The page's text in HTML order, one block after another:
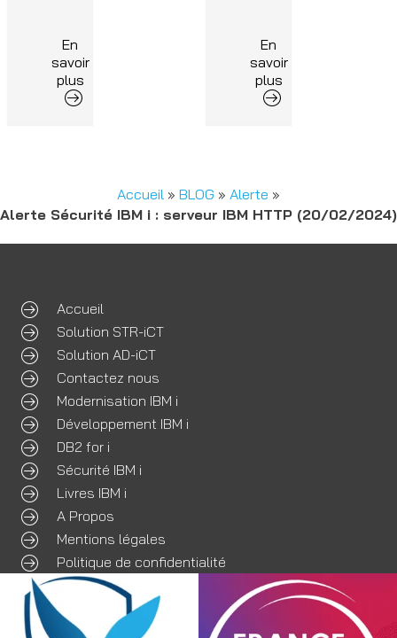
En
savoir
plus
En
savoir
plus
Accueil » BLOG » Alerte »
Alerte Sécurité IBM i : serveur IBM HTTP (20/02/2024)
Accueil
Solution STR-iCT
Solution AD-iCT
Contactez nous
Modernisation IBM i
Développement IBM i
DB2 for i
Sécurité IBM i
Livres IBM i
A Propos
Mentions légales
Politique de confidentialité